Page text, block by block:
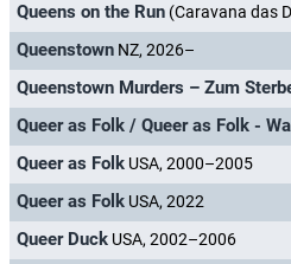
Queens on the Run (Caravana das
Queenstown NZ, 2026–
Queenstown Murders – Zum
Queer as Folk / Queer as Folk -
Queer as Folk USA, 2000–2005
Queer as Folk USA, 2022
Queer Duck USA, 2002–2006